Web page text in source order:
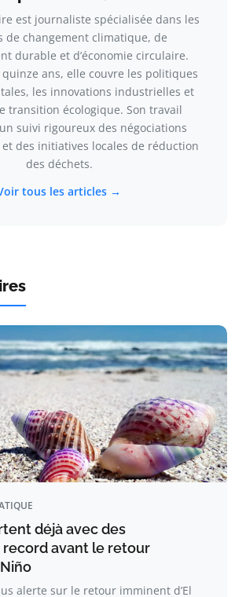
est journaliste spécialisée dans les
de changement climatique, de
durable et d’économie circulaire.
ans, elle couvre les politiques
les innovations industrielles et
transition écologique. Son travail
suivi rigoureux des négociations
des initiatives locales de réduction
des déchets.
tous les articles →
déjà avec des
avant le retour
alerte sur le retour imminent d’El